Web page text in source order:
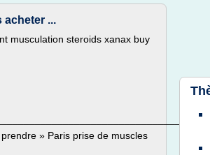
acheter ...
musculation steroids xanax buy
» Paris prise de muscles